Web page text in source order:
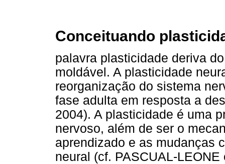
Conceituando
palavra plasticidade deriva
moldável. A plasticidade
reorganização do sistema
fase adulta em resposta a
2004). A plasticidade é uma
nervoso, além de ser o
aprendizado e as mudanças
neural (cf. PASCUAL-LEONE